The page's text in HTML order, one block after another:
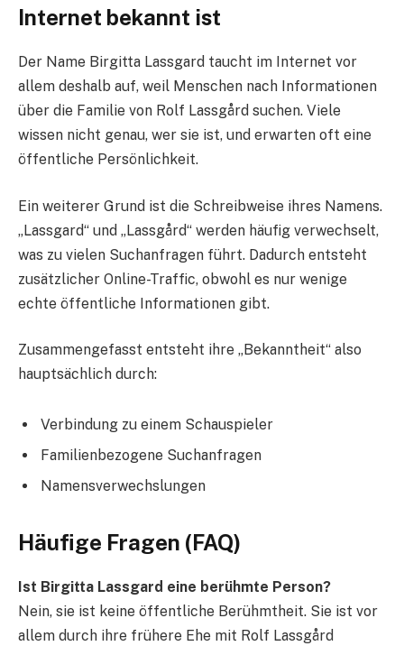
Internet bekannt ist
Der Name Birgitta Lassgard taucht im Internet vor
allem deshalb auf, weil Menschen nach Informationen
über die Familie von Rolf Lassgård suchen. Viele
wissen nicht genau, wer sie ist, und erwarten oft eine
öffentliche Persönlichkeit.
Ein weiterer Grund ist die Schreibweise ihres Namens.
„Lassgard“ und „Lassgård“ werden häufig verwechselt,
was zu vielen Suchanfragen führt. Dadurch entsteht
zusätzlicher Online-Traffic, obwohl es nur wenige
echte öffentliche Informationen gibt.
Zusammengefasst entsteht ihre „Bekanntheit“ also
hauptsächlich durch:
Verbindung zu einem Schauspieler
Familienbezogene Suchanfragen
Namensverwechslungen
Häufige Fragen (FAQ)
Ist Birgitta Lassgard eine berühmte Person?
Nein, sie ist keine öffentliche Berühmtheit. Sie ist vor
allem durch ihre frühere Ehe mit Rolf Lassgård